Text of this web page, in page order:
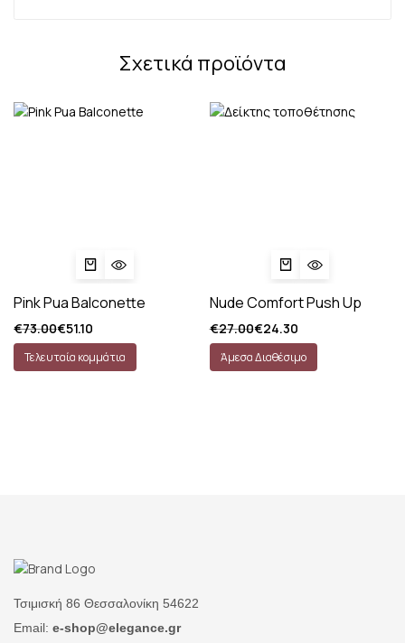
Σχετικά προϊόντα
Pink Pua Balconette
€73.00€51.10
Τελευταία κομμάτια
Nude Comfort Push Up
€27.00€24.30
Άμεσα Διαθέσιμο
Τσιμισκή 86 Θεσσαλονίκη 54622
Email: e-shop@elegance.gr